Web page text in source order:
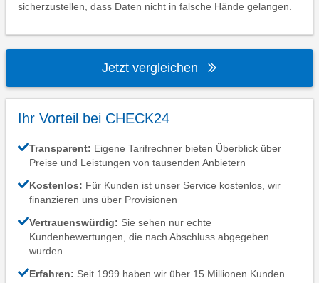
sicherzustellen, dass Daten nicht in falsche Hände gelangen.
Jetzt vergleichen
Ihr Vorteil bei CHECK24
Transparent: Eigene Tarifrechner bieten Überblick über
Preise und Leistungen von tausenden Anbietern
Kostenlos: Für Kunden ist unser Service kostenlos, wir
finanzieren uns über Provisionen
Vertrauenswürdig: Sie sehen nur echte
Kundenbewertungen, die nach Abschluss abgegeben
wurden
Erfahren: Seit 1999 haben wir über 15 Millionen Kunden